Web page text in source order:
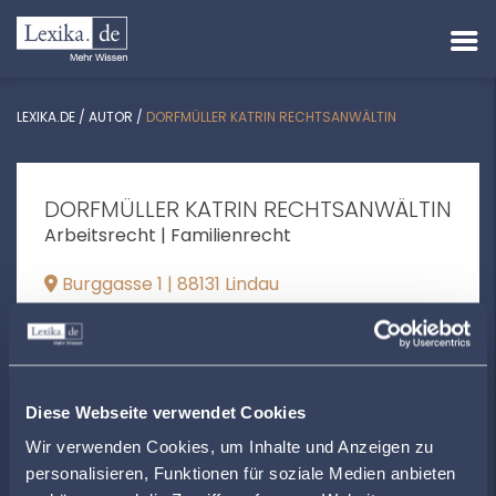
Diese Webseite verwendet Cookies
Wir verwenden Cookies, um Inhalte und Anzeigen zu
personalisieren, Funktionen für soziale Medien anbieten
LEXIKA.DE / AUTOR / DORFMÜLLER KATRIN RECHTSANWÄLTIN
DORFMÜLLER KATRIN RECHTSANWÄLTIN
Arbeitsrecht | Familienrecht
Burggasse 1 | 88131 Lindau
info@kanzlei-dorfmueller.de
+4983829894775
www.kanzlei-dorfmueller.de
ÖFFNUNGSZEITEN